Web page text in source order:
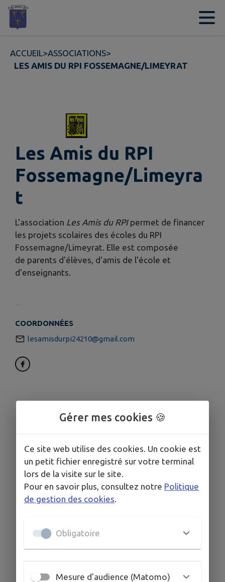
Contenu
ACCUEIL>ASSOCIATIONS>
LES AMIS DU RPI FOSSEMAGNE/LIMEYRAT
Les Amis du RPI
Fossemagne/Limeyra
t
L'association Les Amis du RPIpermet de financer
les projets scolaires des écoles du RPI
Fossemagne/Limeyrat. Elle est composée
de parents d'élèves, d'amis de l'école et
d'enseignants.
COORDONNÉES
lesamisdurpi24210@gmail.com
Gérer mes cookies 🍪
Ce site web utilise des cookies. Un cookie est
un petit fichier enregistré sur votre terminal
lors de la visite sur le site.
Pour en savoir plus, consultez notre Politique
de gestion des cookies
Obligatoire
Mesure d'audience (Matomo)